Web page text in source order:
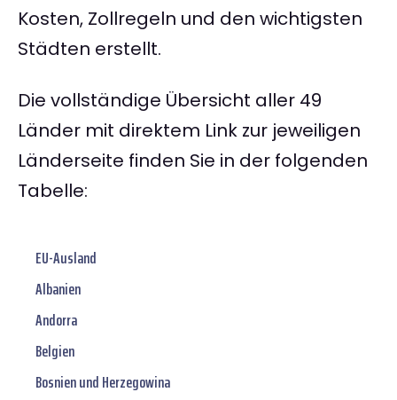
Kosten, Zollregeln und den wichtigsten
Städten erstellt.
Die vollständige Übersicht aller 49
Länder mit direktem Link zur jeweiligen
Länderseite finden Sie in der folgenden
Tabelle:
EU-Ausland
Albanien
Andorra
Belgien
Bosnien und Herzegowina